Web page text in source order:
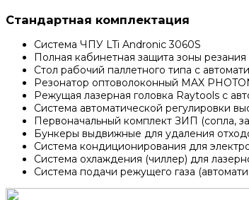
Стандартная комплектация
Система ЧПУ LTi Andronic 3060S
Полная кабинетная защита зоны
Стол рабочий паллетного типа с
Резонатор оптоволоконный MAX
Режущая лазерная головка Raytools с
Система автоматической регулировки
Первоначальный комплект ЗИП (сопла,
Бункеры выдвижные для удаления
Система кондиционирования для
Система охлаждения (чиллер) для
Система подачи режущего газа